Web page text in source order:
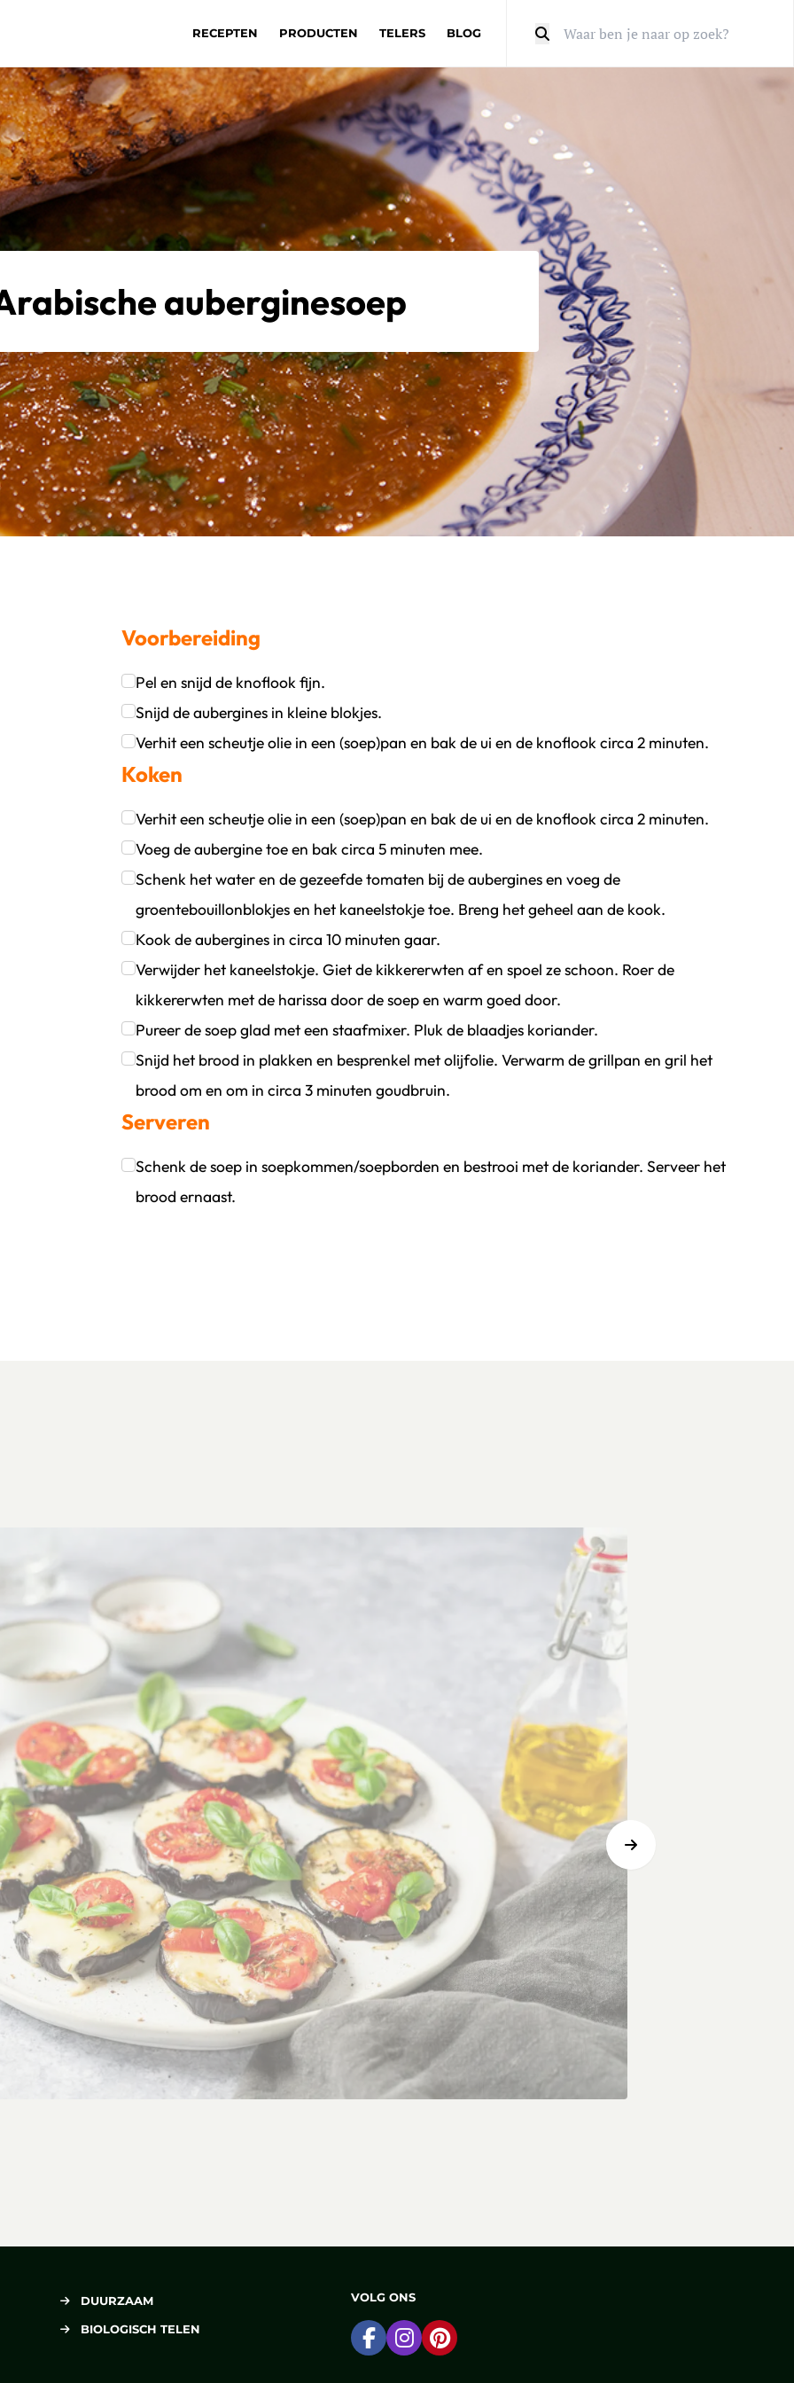
RECEPTEN PRODUCTEN TELERS BLOG
auberginesoep
persoon
Voorbereiding
Pel en snijd de knoflook fijn.
Klik om dit selectievakje aan te vinken
Snijd de aubergines in kleine blokjes.
Klik om dit selectievakje aan te vinken
Verhit een scheutje olie in een (soep)pan en bak de ui en de knoflook circa 2 minuten.
Klik om dit selectievakje aan te vinken
Koken
Verhit een scheutje olie in een (soep)pan en bak de ui en de knoflook circa 2 minuten.
Klik om dit selectievakje aan te vinken
Voeg de aubergine toe en bak circa 5 minuten mee.
Klik om dit selectievakje aan te vinken
Schenk het water en de gezeefde tomaten bij de aubergines en voeg de
groentebouillonblokjes en het kaneelstokje toe. Breng het geheel aan de kook.
Klik om dit selectievakje aan te vinken
Kook de aubergines in circa 10 minuten gaar.
Klik om dit selectievakje aan te vinken
Verwijder het kaneelstokje. Giet de kikkererwten af en spoel ze schoon. Roer de
kikkererwten met de harissa door de soep en warm goed door.
Klik om dit selectievakje aan te vinken
Pureer de soep glad met een staafmixer. Pluk de blaadjes koriander.
Klik om dit selectievakje aan te vinken
Snijd het brood in plakken en besprenkel met olijfolie. Verwarm de grillpan en gril het
brood om en om in circa 3 minuten goudbruin.
Klik om dit selectievakje aan te vinken
Serveren
Schenk de soep in soepkommen/soepborden en bestrooi met de koriander. Serveer het
brood ernaast.
DUURZAAM
BIOLOGISCH TELEN
VOLG ONS
Ga naar Facebook
Ga naar Instagram
Ga naar Pinterest